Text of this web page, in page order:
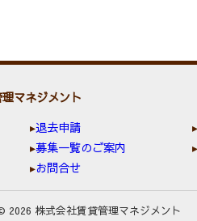
マネジメント
退去申請
募集一覧のご案内
お問合せ
2026 株式会社賃貸管理マネジメント